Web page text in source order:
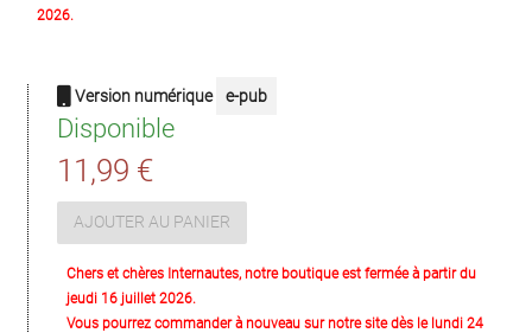
2026.
Version numérique e-pub
Disponible
11,99 €
AJOUTER AU PANIER
Chers et chères Internautes, notre boutique est fermée à partir du
jeudi 16 juillet 2026.
Vous pourrez commander à nouveau sur notre site dès le lundi 24